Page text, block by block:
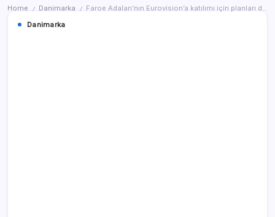
Home / Danimarka /
Faroe Adaları’nın Eurovision’a katılımı için planları devam ediyor
Danimarka